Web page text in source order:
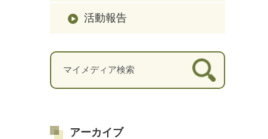
活動報告
アーカイブ